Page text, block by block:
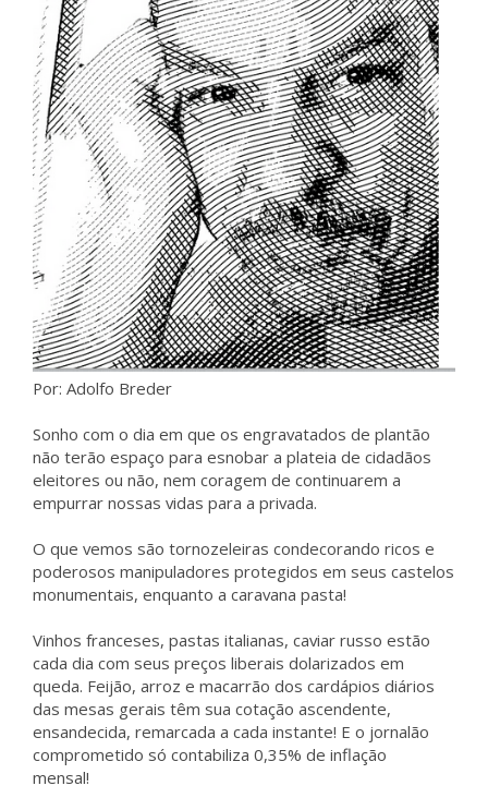
Por: Adolfo Breder
Sonho com o dia em que os engravatados de plantão
não terão espaço para esnobar a plateia de cidadãos
eleitores ou não, nem coragem de continuarem a
empurrar nossas vidas para a privada.
O que vemos são tornozeleiras condecorando ricos e
poderosos manipuladores protegidos em seus castelos
monumentais, enquanto a caravana pasta!
Vinhos franceses, pastas italianas, caviar russo estão
cada dia com seus preços liberais dolarizados em
queda. Feijão, arroz e macarrão dos cardápios diários
das mesas gerais têm sua cotação ascendente,
ensandecida, remarcada a cada instante! E o jornalão
comprometido só contabiliza 0,35% de inflação
mensal!